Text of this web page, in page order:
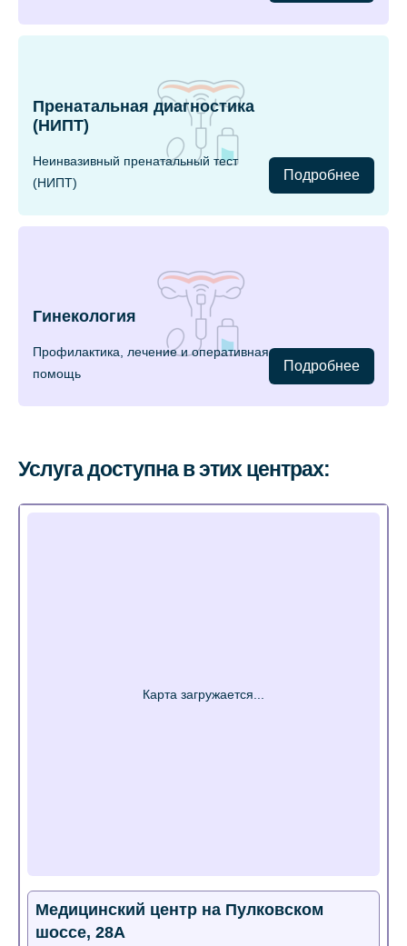
Пренатальная диагностика
(НИПТ)
Неинвазивный пренатальный тест
(НИПТ)
Подробнее
Гинекология
Профилактика, лечение и оперативная
помощь
Подробнее
Услуга доступна в этих центрах:
Медицинский центр на Пулковском
шоссе, 28А